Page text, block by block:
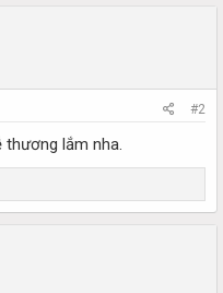
#2
lắm nha.